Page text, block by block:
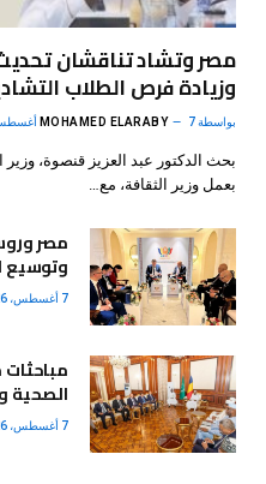
مصر وتشاد تناقشان
وزيادة فرص الطلاب
بواسطة MOHAMED ELARABY 7 أغسطس، 2026
بحث الدكتور عبد العزيز قنصوة، وزير
بعمل وزير الثقافة، مع…
مصر
وتوسيع
7 أغسطس، 2026
الصحية
7 أغسطس، 2026